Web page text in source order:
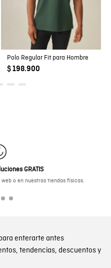
Polo Regular Fit para Hombre
$ 198.900
GRATIS
o en nuestras tiendas físicas.
enterarte antes
tendencias, descuentos y